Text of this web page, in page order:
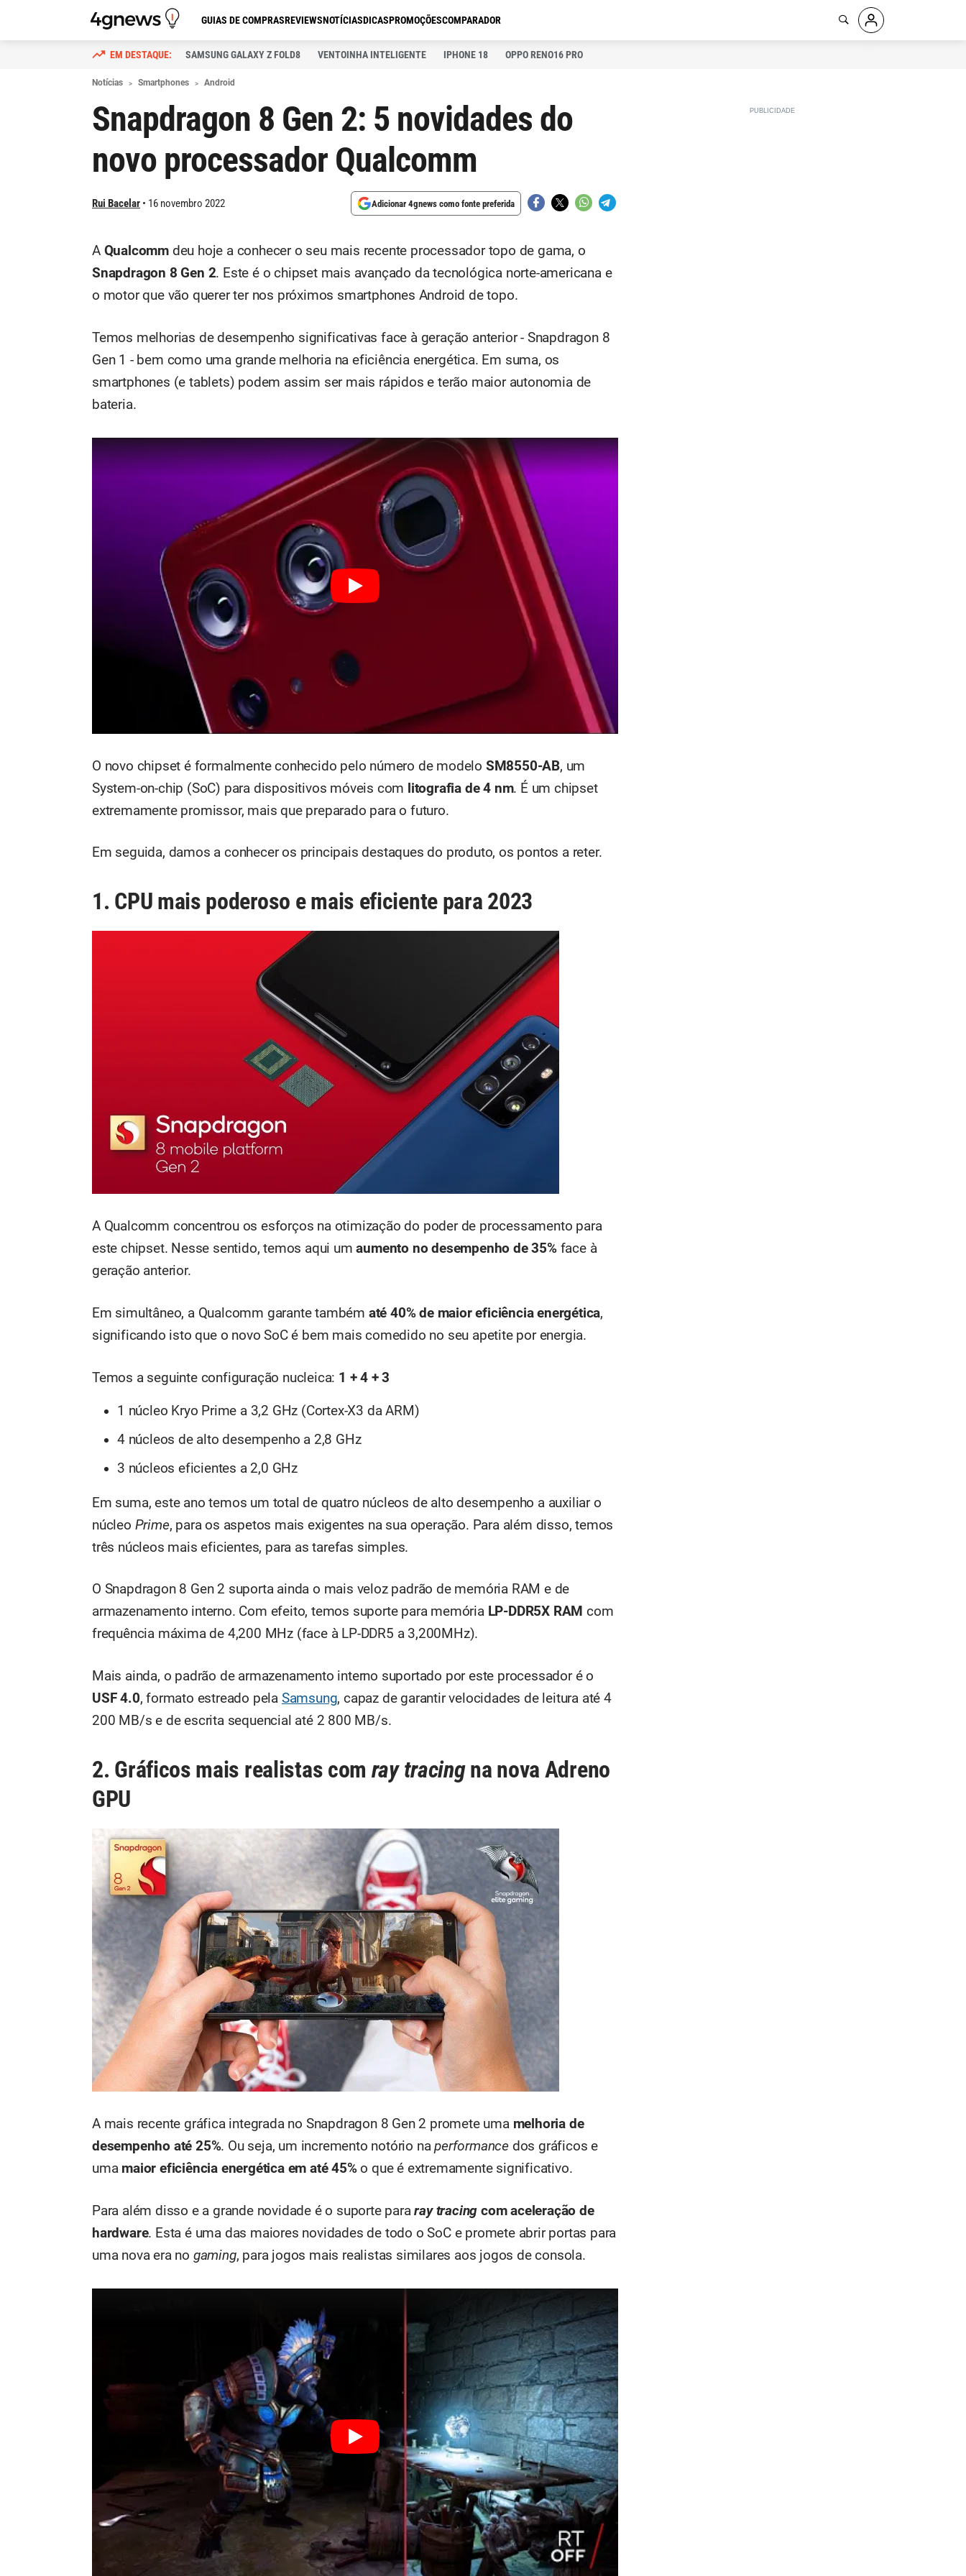
GUIAS DE COMPRASREVIEWSNOTÍCIASDICASPROMOÇÕESCOMPARADOR
SAMSUNG GALAXY Z FOLD8 VENTOINHA INTELIGENTE IPHONE 18 OPPO RENO16 PRO
Notícias Smartphones Android
Snapdragon 8 Gen 2: 5 novidades do
novo processador Qualcomm
Rui Bacelar 16 novembro 2022 Adicionar 4gnews como fonte preferida
A Qualcomm deu hoje a conhecer o seu mais recente processador topo de gama, o
Snapdragon 8 Gen 2. Este é o chipset mais avançado da tecnológica norte-americana e
o motor que vão querer ter nos próximos smartphones Android de topo.
Temos melhorias de desempenho significativas face à geração anterior - Snapdragon 8
Gen 1 - bem como uma grande melhoria na eficiência energética. Em suma, os
smartphones (e tablets) podem assim ser mais rápidos e terão maior autonomia de
bateria.
O novo chipset é formalmente conhecido pelo número de modelo SM8550-AB, um
System-on-chip (SoC) para dispositivos móveis com litografia de 4 nm. É um chipset
extremamente promissor, mais que preparado para o futuro.
Em seguida, damos a conhecer os principais destaques do produto, os pontos a reter.
1. CPU mais poderoso e mais eficiente para 2023
A Qualcomm concentrou os esforços na otimização do poder de processamento para
este chipset. Nesse sentido, temos aqui umaumento no desempenho de 35%face à
geração anterior.
Em simultâneo, a Qualcomm garante também até 40% de maior eficiência energética,
significando isto que o novo SoC é bem mais comedido no seu apetite por energia.
Temos a seguinte configuração nucleica: 1 + 4 + 3
1 núcleo Kryo Prime a 3,2 GHz (Cortex-X3 da ARM)
4 núcleos de alto desempenho a 2,8 GHz
3 núcleos eficientes a 2,0 GHz
Em suma, este ano temos um total de quatro núcleos de alto desempenho a auxiliar o
núcleo Prime, para os aspetos mais exigentes na sua operação. Para além disso, temos
três núcleos mais eficientes, para as tarefas simples.
O Snapdragon 8 Gen 2 suporta ainda o mais veloz padrão de memória RAM e de
armazenamento interno. Com efeito, temos suporte para memória LP-DDR5X RAM com
frequência máxima de 4,200 MHz (face à LP-DDR5 a 3,200MHz).
Mais ainda, o padrão de armazenamento interno suportado por este processador é o
USF 4.0, formato estreado pela Samsung, capaz de garantir velocidades de leitura até 4
200 MB/s e de escrita sequencial até 2 800 MB/s.
2. Gráficos mais realistas com ray tracingna nova Adreno
GPU
A mais recente gráfica integrada no Snapdragon 8 Gen 2 promete uma melhoria de
desempenho até 25%. Ou seja, um incremento notório naperformance dos gráficos e
uma maior eficiência energética em até 45%o que é extremamente significativo.
Para além disso e a grande novidade é o suporte pararay tracing com aceleração de
hardware. Esta é uma das maiores novidades de todo o SoC e promete abrir portas para
uma nova era no gaming, para jogos mais realistas similares aos jogos de consola.